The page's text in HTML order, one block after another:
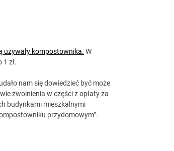
używały kompostownika. W
zł.
nam się dowiedzieć być może
zwolnienia w części z opłaty za
budynkami mieszkalnymi
przydomowym”.